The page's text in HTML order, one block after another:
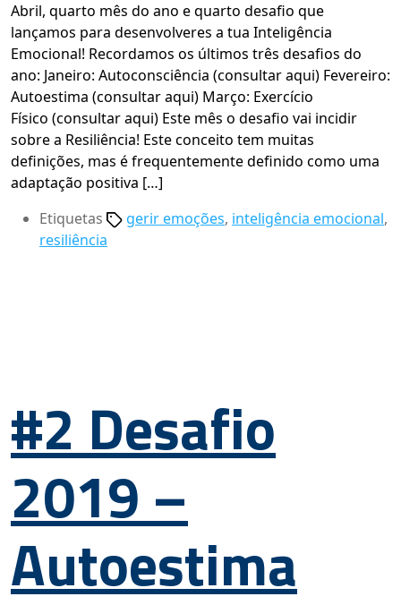
Abril, quarto mês do ano e quarto desafio que
lançamos para desenvolveres a tua Inteligência
Emocional! Recordamos os últimos três desafios do
ano: Janeiro: Autoconsciência (consultar aqui) Fevereiro:
Autoestima (consultar aqui) Março: Exercício
Físico (consultar aqui) Este mês o desafio vai incidir
sobre a Resiliência! Este conceito tem muitas
definições, mas é frequentemente definido como uma
adaptação positiva […]
Etiquetas
gerir emoções, inteligência emocional,
resiliência
#2 Desafio
2019 –
Autoestima